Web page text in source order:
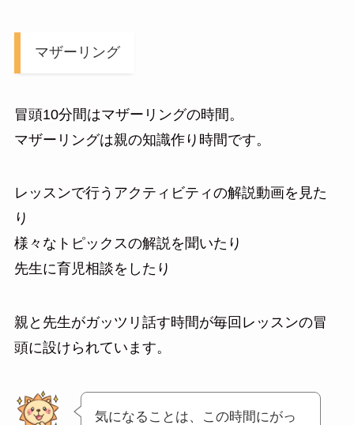
マザーリング
冒頭10分間はマザーリングの時間。
マザーリングは親の知識作り時間です。
レッスンで行うアクティビティの解説動画を見た
り
様々なトピックスの解説を聞いたり
先生に育児相談をしたり
親と先生がガッツリ話す時間が毎回レッスンの冒
頭に設けられています。
気になることは、この時間にがっ